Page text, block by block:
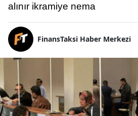
alınır ikramiye nema
FinansTaksi Haber Merkezi